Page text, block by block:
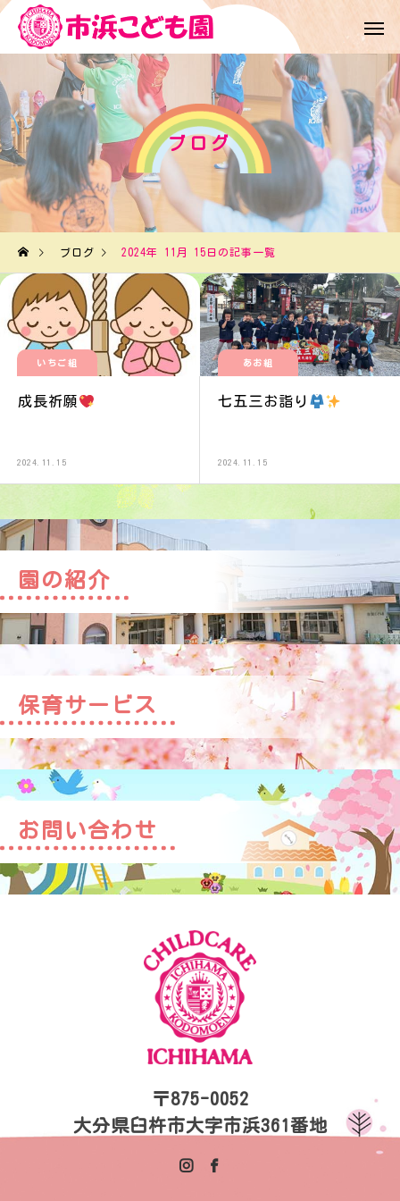
ブログ
ブログ 2024年 11月 15日の記事一覧
いちご組
成長祈願
2024.11.15
あお組
七五三お詣り
2024.11.15
園の紹介
保育サービス
お問い合わせ
〒875-0052
大分県臼杵市大字市浜361番地